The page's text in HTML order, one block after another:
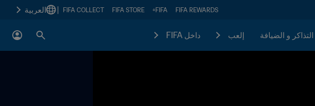
FIFA REWARDS
FIFA+
FIFA STORE
FIFA COLLECT العربية
التذاكر و الضيافة إلعب داخل FIFA